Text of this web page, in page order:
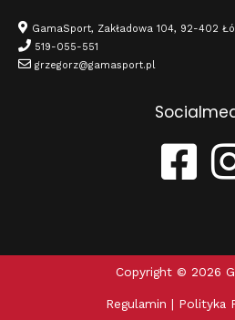
GamaSport, Zakładowa 104, 92-402
519-055-551
grzegorz@gamasport.pl
Copyright © 2026
Regulamin | Polityka